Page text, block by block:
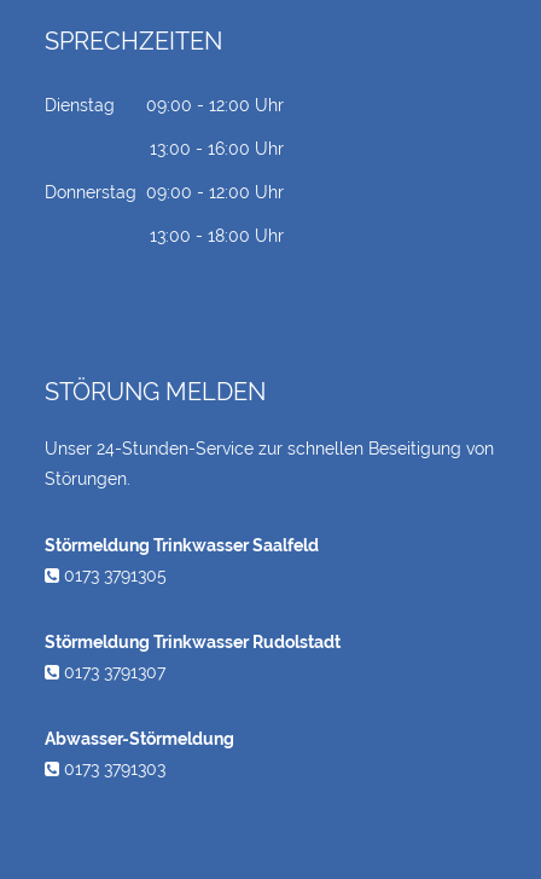
SPRECHZEITEN
Dienstag 09:00 - 12:00 Uhr
13:00 - 16:00 Uhr
Donnerstag 09:00 - 12:00 Uhr
13:00 - 18:00 Uhr
STÖRUNG MELDEN
Unser 24-Stunden-Service zur schnellen Beseitigung von
Störungen.
Störmeldung Trinkwasser Saalfeld
0173 3791305
Störmeldung Trinkwasser Rudolstadt
0173 3791307
Abwasser-Störmeldung
0173 3791303